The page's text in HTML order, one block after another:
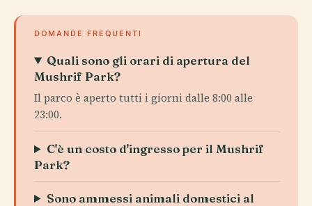
DOMANDE FREQUENTI
Quali sono gli orari di apertura del
Mushrif Park?
Il parco è aperto tutti i giorni dalle 8:00 alle
23:00.
C'è un costo d'ingresso per il Mushrif
Park?
Sono ammessi animali domestici al